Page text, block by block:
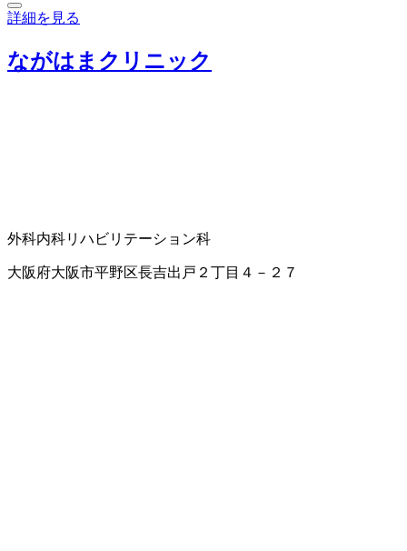
詳細を見る
ながはまクリニック
外科内科リハビリテーション科
大阪府大阪市平野区長吉出戸２丁目４－２７